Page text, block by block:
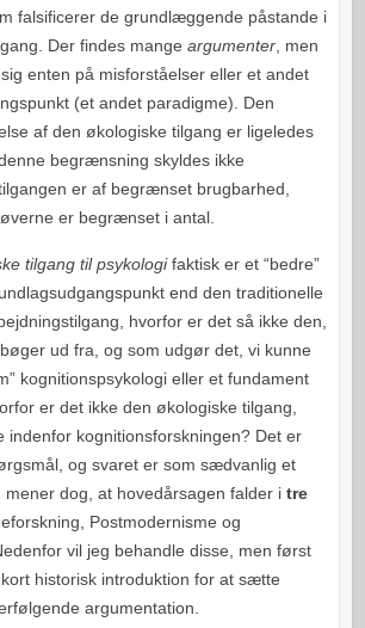
falsificerer de grundlæggende påstande i
Der findes mange argumenter, men
enten på misforståelser eller et andet
(et andet paradigme). Den
af den økologiske tilgang er ligeledes
begrænsning skyldes ikke
er af begrænset brugbarhed,
er begrænset i antal.
tilgang til psykologifaktisk er et “bedre”
end den traditionelle
hvorfor er det så ikke den,
ud fra, og som udgør det, vi kunne
kognitionspsykologi eller et fundament
er det ikke den økologiske tilgang,
indenfor kognitionsforskningen? Det er
og svaret er som sædvanlig et
mener dog, at hovedårsagen falder itre
Postmodernisme og
vil jeg behandle disse, men først
historisk introduktion for at sætte
argumentation.